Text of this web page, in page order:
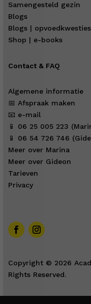
Samengesteld gezin
Blogs
Blogs |
Shop | e-books
Contact & FAQ
Algemene informatie
📅 Afspraak maken
📧 e-mail
📱 06 25 005 223
📱 06 54 726 746
Meer over Marina
Meer over Gideon
Tarieven
Privacy
Copyright © 2026
Rights Reserved.